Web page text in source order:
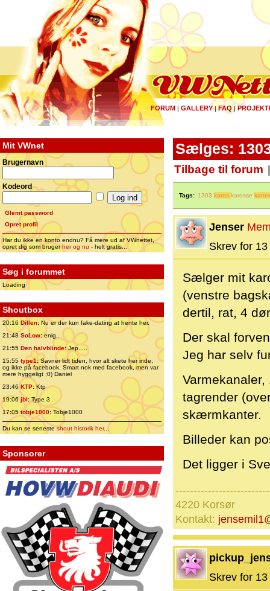
FORUM | GALLERY|FAQ |
Mit VWnet
Brugernavn
Kodeord
Glemt password
Opret profil
Har du ikke en konto endnu? Få mere ud af VWnettet,
opret dig som brugerher og nu - helt gratis...
Søg i forummet
Loading
Shoutbox
20:16 Dillen: Nu er der kun fake-dating at hente her.
21:48 SoLow:enig..
21:55 Den halvblinde:Jep.....
15:55 type1:Savner lidt tiden, hvor alt skete her inde,
og ikke på facebook. Smart nok med facebook, men var
mere hyggeligt ;0) Daniel
23:46 KTP:Ktp
19:06jbl:Type 3
17:05tobje1000: Tobje1000
Du kan se senesteshout historik her...
Sponsorer
Sælges:
Tilbage til forum
Tags: 1303 karos karosse
Jenser
Skrev for
Sælger mit
(venstre
dertil, rat, 4
Der skal
Jeg har selv
tagrender
skærmkanter.
Billeder kan
Det ligger i
4220 Korsør
Kontakt:
Skrev for